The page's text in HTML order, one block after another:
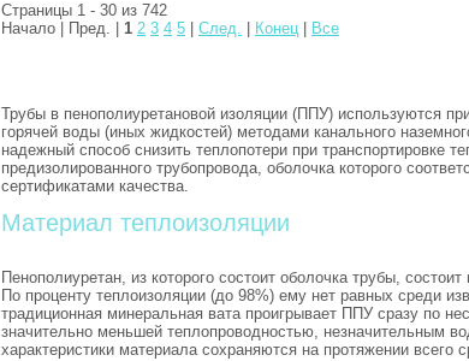
Страницы 1 - 30 из 742
Начало | Пред. | 1 2 3 4 5 След. Конец Все
Трубы в пенополиуретановой изоляции (ППУ) используются
горячей воды (иных жидкостей) методами канального
надежный способ снизить теплопотери при транспортировке
предизолированного трубопровода, оболочка которого
сертификатами качества.
Материал теплоизоляции
Пенополиуретан, из которого состоит оболочка трубы,
По проценту теплоизоляции (до 98%) ему нет равных среди
традиционная минеральная вата проигрывает ППУ сразу по
значительно меньшей теплопроводностью, незначительным
характеристики материала сохраняются на протяжении всего